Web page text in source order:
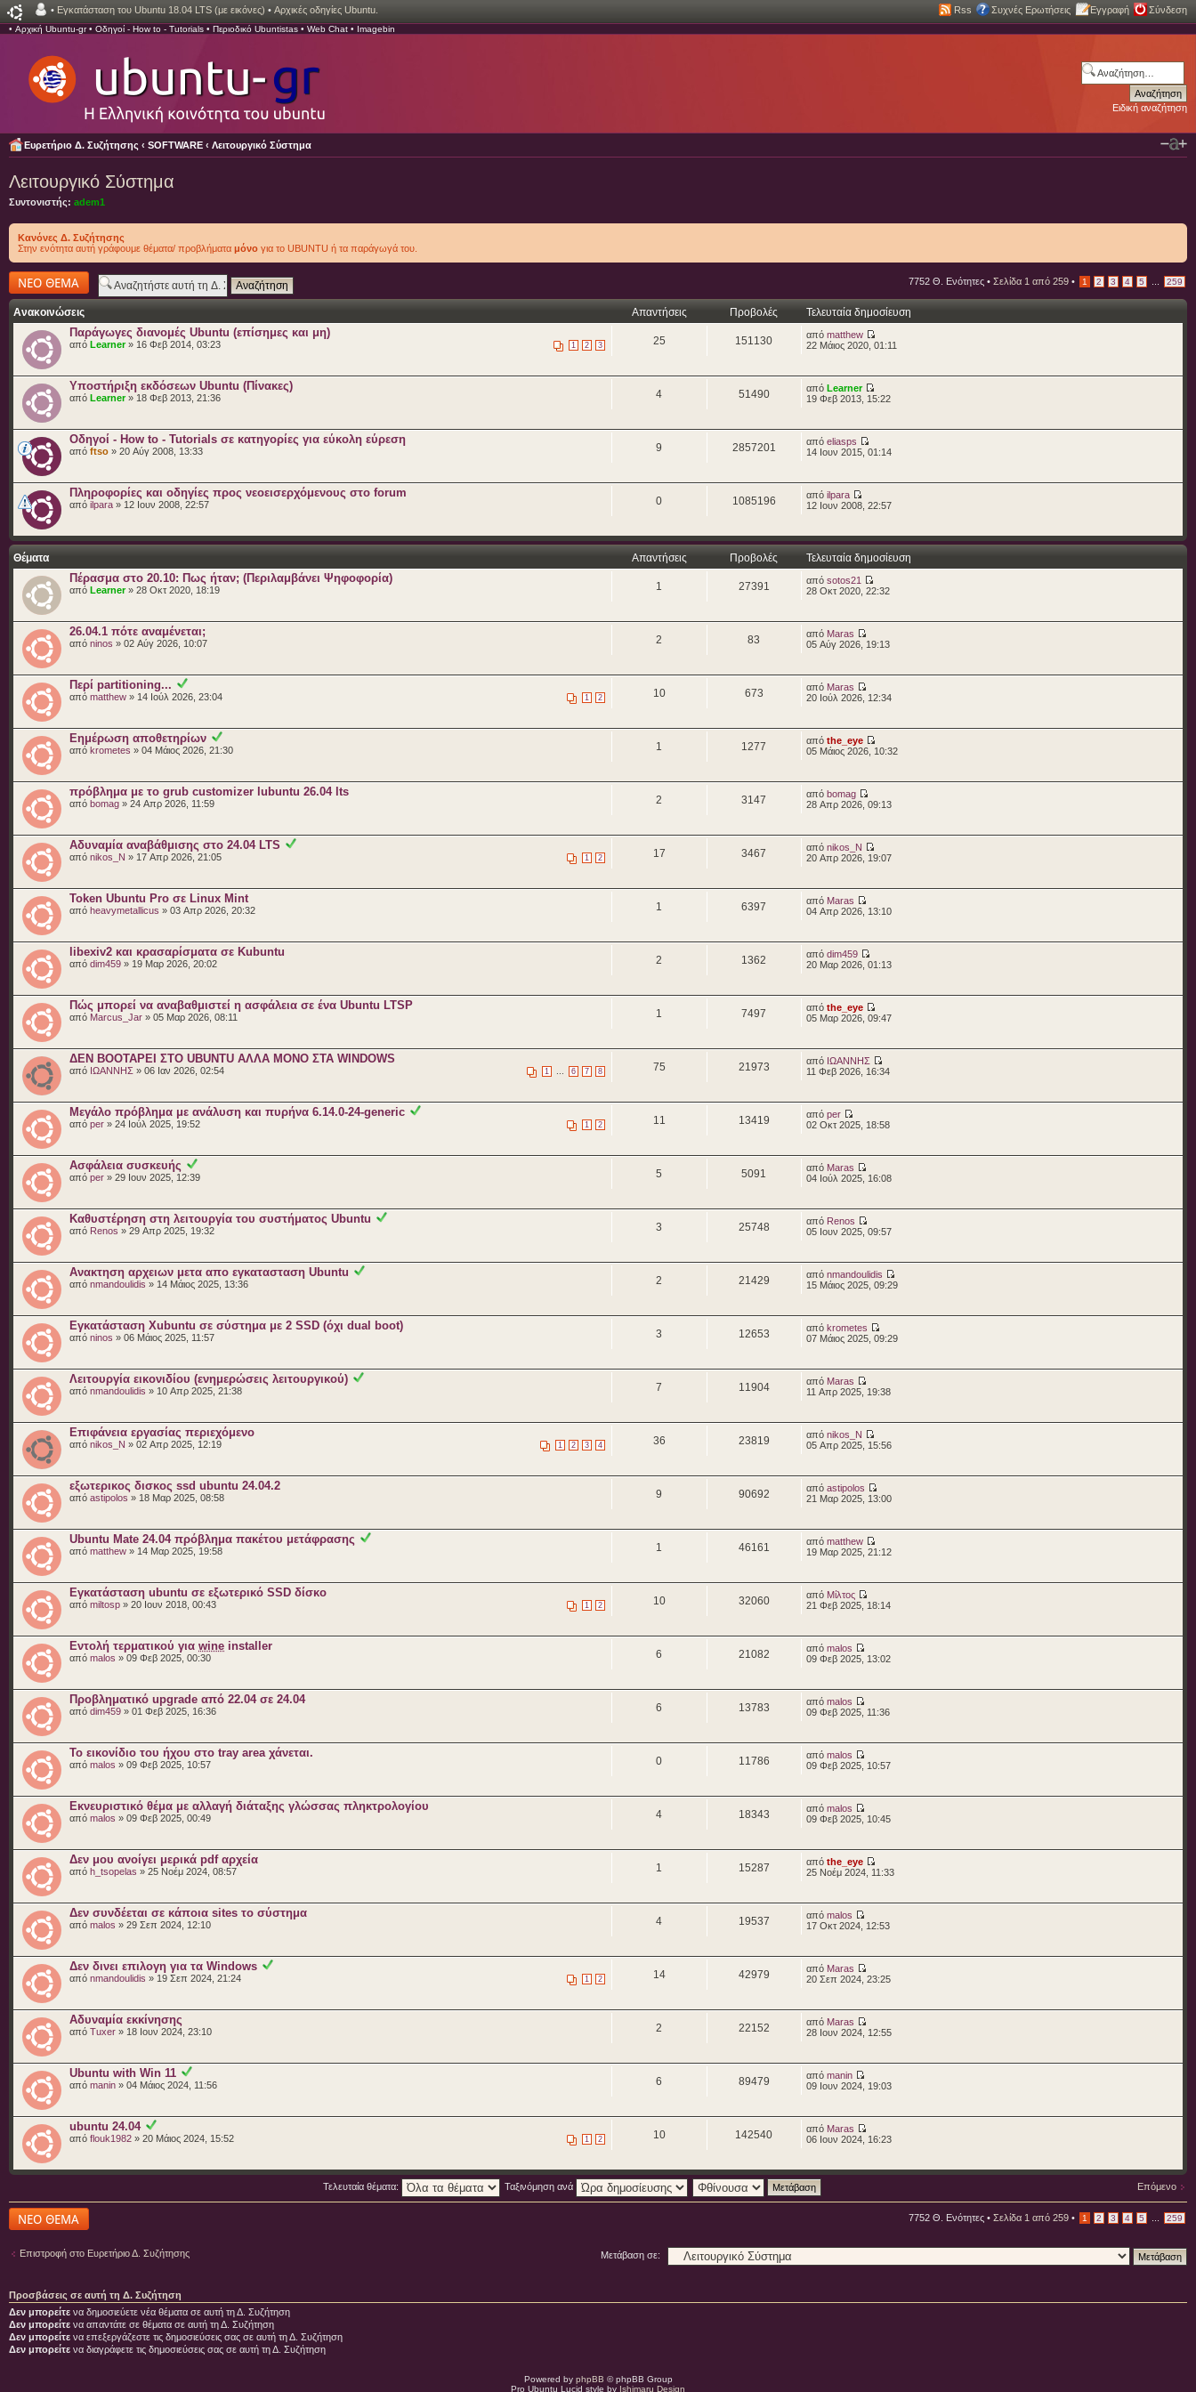
• Εγκατάσταση του Ubuntu 18.04 LTS (με εικόνες) • Αρχικές οδηγίες Ubuntu. Rss Συχνές Ερωτήσεις Εγγραφή Σύνδεση
• Αρχική Ubuntu-gr• Οδηγοί - How to - Tutorials • Περιοδικό Ubuntistas • Web Chat • Imagebin
Ειδική αναζήτηση
Ευρετήριο Δ. Συζήτησης ‹ SOFTWARE ‹ Λειτουργικό Σύστημα
Λειτουργικό Σύστημα
Συντονιστής: adem1
Κανόνες Δ. Συζήτησης
Στην ενότητα αυτή γράφουμε θέματα/ προβλήματα μόνο για το UBUNTU ή τα παράγωγά του.
Δημιουργία νέου
θέματος
7752 Θ. Ενότητες • Σελίδα 1 από 259 • 1 2 3 4 5 259
Ανακοινώσεις Απαντήσεις Προβολές Τελευταία δημοσίευση
Παράγωγες διανομές Ubuntu (επίσημες και μη)
1 2 3
από Learner» 16 Φεβ 2014, 03:23 25 151130 από matthew
22 Μάιος 2020, 01:11
Υποστήριξη εκδόσεων Ubuntu (Πίνακες)
από Learner» 18 Φεβ 2013, 21:36 4 51490 από Learner
19 Φεβ 2013, 15:22
Οδηγοί - How to - Tutorials σε κατηγορίες για εύκολη εύρεση
από ftso » 20 Αύγ 2008, 13:33 9 2857201 από eliasps
14 Ιουν 2015, 01:14
Πληροφορίες και οδηγίες προς νεοεισερχόμενους στο forum
από ilpara » 12 Ιουν 2008, 22:57 0 1085196 από ilpara
12 Ιουν 2008, 22:57
Θέματα Απαντήσεις Προβολές Τελευταία δημοσίευση
Πέρασμα στο 20.10: Πως ήταν; (Περιλαμβάνει Ψηφοφορία)
από Learner» 28 Οκτ 2020, 18:19 1 27391 από sotos21
28 Οκτ 2020, 22:32
26.04.1 πότε αναμένεται;
από ninos » 02 Αύγ 2026, 10:07 2 83 από Maras
05 Αύγ 2026, 19:13
Περί partitioning...
1 2
από matthew » 14 Ιούλ 2026, 23:04 10 673 από Maras
20 Ιούλ 2026, 12:34
Εημέρωση αποθετηρίων
από krometes » 04 Μάιος 2026, 21:30 1 1277 από the_eye
05 Μάιος 2026, 10:32
πρόβλημα με το grub customizer lubuntu 26.04 lts
από bomag » 24 Απρ 2026, 11:59 2 3147 από bomag
28 Απρ 2026, 09:13
Αδυναμία αναβάθμισης στο 24.04 LTS
1 2
από nikos_N » 17 Απρ 2026, 21:05 17 3467 από nikos_N
20 Απρ 2026, 19:07
Token Ubuntu Pro σε Linux Mint
από heavymetallicus » 03 Απρ 2026, 20:32 1 6397 από Maras
04 Απρ 2026, 13:10
libexiv2 και κρασαρίσματα σε Kubuntu
από dim459 » 19 Μαρ 2026, 20:02 2 1362 από dim459
20 Μαρ 2026, 01:13
Πώς μπορεί να αναβαθμιστεί η ασφάλεια σε ένα Ubuntu LTSP
από Marcus_Jar » 05 Μαρ 2026, 08:11 1 7497 από the_eye
05 Μαρ 2026, 09:47
ΔΕΝ BOOTAΡΕΙ ΣΤΟ UBUNTU ΑΛΛΑ ΜΟΝΟ ΣΤΑ WINDOWS
1 6 7 8
από ΙΩΑΝΝΗΣ » 06 Ιαν 2026, 02:54 75 21973 από ΙΩΑΝΝΗΣ
11 Φεβ 2026, 16:34
Μεγάλο πρόβλημα με ανάλυση και πυρήνα 6.14.0-24-generic
1 2
από per » 24 Ιούλ 2025, 19:52 11 13419 από per
02 Οκτ 2025, 18:58
Ασφάλεια συσκευής
από per » 29 Ιουν 2025, 12:39 5 5091 από Maras
04 Ιούλ 2025, 16:08
Καθυστέρηση στη λειτουργία του συστήματος Ubuntu
από Renos » 29 Απρ 2025, 19:32 3 25748 από Renos
05 Ιουν 2025, 09:57
Ανακτηση αρχειων μετα απο εγκατασταση Ubuntu
από nmandoulidis » 14 Μάιος 2025, 13:36 2 21429 από nmandoulidis
15 Μάιος 2025, 09:29
Εγκατάσταση Xubuntu σε σύστημα με 2 SSD (όχι dual boot)
από ninos » 06 Μάιος 2025, 11:57 3 12653 από krometes
07 Μάιος 2025, 09:29
Λειτουργία εικονιδίου (ενημερώσεις λειτουργικού)
από nmandoulidis » 10 Απρ 2025, 21:38 7 11904 από Maras
11 Απρ 2025, 19:38
Επιφάνεια εργασίας περιεχόμενο
1 2 3 4
από nikos_N » 02 Απρ 2025, 12:19 36 23819 από nikos_N
05 Απρ 2025, 15:56
εξωτερικος δισκος ssd ubuntu 24.04.2
από astipolos » 18 Μαρ 2025, 08:58 9 90692 από astipolos
21 Μαρ 2025, 13:00
Ubuntu Mate 24.04 πρόβλημα πακέτου μετάφρασης
από matthew » 14 Μαρ 2025, 19:58 1 46161 από matthew
19 Μαρ 2025, 21:12
Εγκατάσταση ubuntu σε εξωτερικό SSD δίσκο
1 2
από miltosp » 20 Ιουν 2018, 00:43 10 32060 από Μίλτος
21 Φεβ 2025, 18:14
Εντολή τερματικού για wine installer
από malos » 09 Φεβ 2025, 00:30 6 21082 από malos
09 Φεβ 2025, 13:02
Προβληματικό upgrade από 22.04 σε 24.04
από dim459 » 01 Φεβ 2025, 16:36 6 13783 από malos
09 Φεβ 2025, 11:36
Το εικονίδιο του ήχου στο tray area χάνεται.
από malos » 09 Φεβ 2025, 10:57 0 11786 από malos
09 Φεβ 2025, 10:57
Εκνευριστικό θέμα με αλλαγή διάταξης γλώσσας πληκτρολογίου
από malos » 09 Φεβ 2025, 00:49 4 18343 από malos
09 Φεβ 2025, 10:45
Δεν μου ανοίγει μερικά pdf αρχεία
από h_tsopelas » 25 Νοέμ 2024, 08:57 1 15287 από the_eye
25 Νοέμ 2024, 11:33
Δεν συνδέεται σε κάποια sites το σύστημα
από malos » 29 Σεπ 2024, 12:10 4 19537 από malos
17 Οκτ 2024, 12:53
Δεν δινει επιλογη για τα Windows
1 2
από nmandoulidis » 19 Σεπ 2024, 21:24 14 42979 από Maras
20 Σεπ 2024, 23:25
Αδυναμία εκκίνησης
από Tuxer » 18 Ιουν 2024, 23:10 2 22152 από Maras
28 Ιουν 2024, 12:55
Ubuntu with Win 11
από manin » 04 Μάιος 2024, 11:56 6 89479 από manin
09 Ιουν 2024, 19:03
ubuntu 24.04
1 2
από flouk1982 » 20 Μάιος 2024, 15:52 10 142540 από Maras
06 Ιουν 2024, 16:23
Επόμενο
Τελευταία θέματα: Ταξινόμηση ανά
Δημιουργία νέου
θέματος
7752 Θ. Ενότητες • Σελίδα 1 από 259 • 1 2 3 4 5 259
Επιστροφή στο Ευρετήριο Δ. Συζήτησης Μετάβαση σε:
Προσβάσεις σε αυτή τη Δ. Συζήτηση
Δεν μπορείτε να δημοσιεύετε νέα θέματα σε αυτή τη Δ. Συζήτηση
Δεν μπορείτε να απαντάτε σε θέματα σε αυτή τη Δ. Συζήτηση
Δεν μπορείτε να επεξεργάζεστε τις δημοσιεύσεις σας σε αυτή τη Δ. Συζήτηση
Δεν μπορείτε να διαγράφετε τις δημοσιεύσεις σας σε αυτή τη Δ. Συζήτηση
Powered by phpBB © phpBB Group
Pro Ubuntu Lucid style by Ishimaru Design